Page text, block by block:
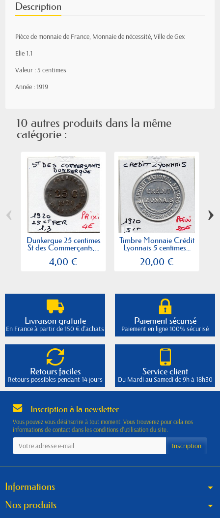
Description
Pièce de monnaie de France, Monnaie de nécessité, Ville de Gex
Elie 1.1
Valeur : 5 centimes
Année : 1919
10 autres produits dans la même
catégorie :
Dunkerque 25 centimes
St des Commerçants,...
4,00 €
Timbre Monnaie Crédit
Lyonnais 5 centimes...
20,00 €
‹ ›
Livraison gratuite
En France à partir de 150 € d'achats
Paiement sécurisé
Paiement en ligne 100% sécurisé
Retours faciles
Retours possibles pendant 14 jours
Service client
Du Mardi au Samedi de 9h à 18h30
Inscription à la newsletter
Vous pouvez vous désinscrire à tout moment. Vous trouverez pour cela nos
informations de contact dans les conditions d'utilisation du site.
Informations
Nos produits